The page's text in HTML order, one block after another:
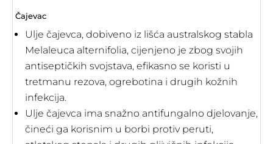
Čajevac
Ulje čajevca, dobiveno iz lišća australskog stabla
Melaleuca alternifolia, cijenjeno je zbog svojih
antiseptičkih svojstava, efikasno se koristi u
tretmanu rezova, ogrebotina i drugih kožnih
infekcija.
Ulje čajevca ima snažno antifungalno djelovanje,
čineći ga korisnim u borbi protiv peruti,